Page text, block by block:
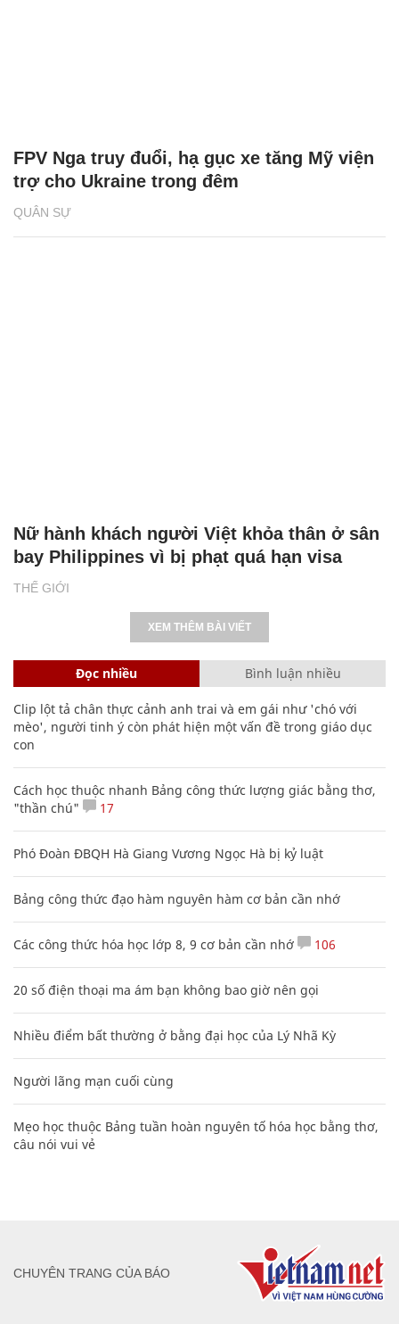
QUÂN SỰ
FPV Nga truy đuổi, hạ gục xe tăng Mỹ viện
trợ cho Ukraine trong đêm
THẾ GIỚI
Nữ hành khách người Việt khỏa thân ở sân
bay Philippines vì bị phạt quá hạn visa
XEM THÊM BÀI VIẾT
Đọc nhiều Bình luận nhiều
Clip lột tả chân thực cảnh anh trai và em gái như 'chó với
mèo', người tinh ý còn phát hiện một vấn đề trong giáo dục
con
Cách học thuộc nhanh Bảng công thức lượng giác bằng thơ,
"thần chú"
17
Phó Đoàn ĐBQH Hà Giang Vương Ngọc Hà bị kỷ luật
Bảng công thức đạo hàm nguyên hàm cơ bản cần nhớ
Các công thức hóa học lớp 8, 9 cơ bản cần nhớ 106
20 số điện thoại ma ám bạn không bao giờ nên gọi
Nhiều điểm bất thường ở bằng đại học của Lý Nhã Kỳ
Người lãng mạn cuối cùng
Mẹo học thuộc Bảng tuần hoàn nguyên tố hóa học bằng thơ,
câu nói vui vẻ
CHUYÊN TRANG CỦA BÁO